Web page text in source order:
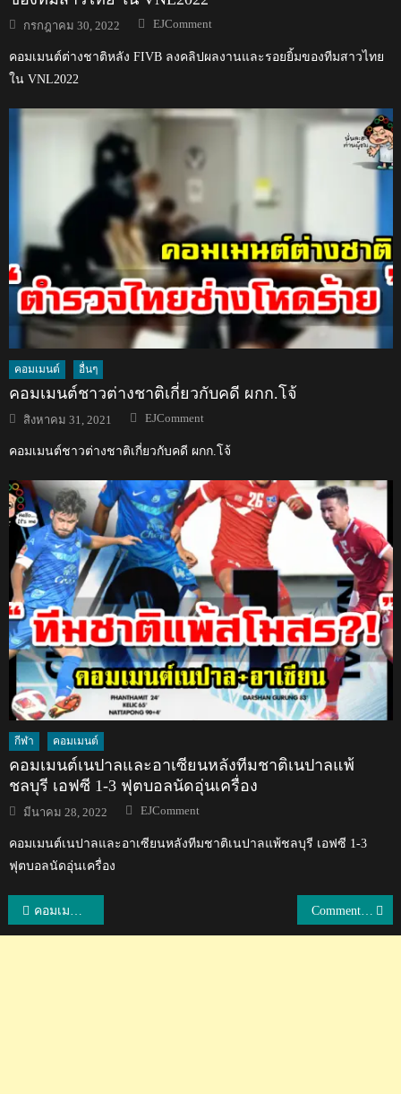
Posted
on
กรกฎาคม 30, 2022 Author
EJComment
คอมเมนต์ต่างชาติหลัง FIVB ลงคลิปผลงานและรอยยิ้มของทีมสาวไทย
ใน VNL2022
คอมเมนต์ อื่นๆ
คอมเมนต์ชาวต่างชาติเกี่ยวกับคดี ผกก.โจ้
Posted
on
สิงหาคม 31, 2021 Author
EJComment
คอมเมนต์ชาวต่างชาติเกี่ยวกับคดี ผกก.โจ้
กีฬา คอมเมนต์
คอมเมนต์เนปาลและอาเซียนหลังทีมชาติเนปาลแพ้
ชลบุรี เอฟซี 1-3 ฟุตบอลนัดอุ่นเครื่อง
Posted
on
มีนาคม 28, 2022 Author
EJComment
คอมเมนต์เนปาลและอาเซียนหลังทีมชาติเนปาลแพ้ชลบุรี เอฟซี 1-3
ฟุตบอลนัดอุ่นเครื่อง
แนะแนว
คอมเมนต์แฟนบอลอินเดียหลังอยู่กลุ่มเดียวกับไทยในเอเชียน คัพ 2019 Comment แฟนบอลกัมพูชาในช่วงการแข่งขันระหว่างทีมหญิง U16 กัมพูชา vs U16 ไทย